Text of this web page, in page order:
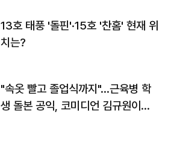
13호 태풍 '돌핀'·15호 '찬홈' 현재 위
치는?
"속옷 빨고 졸업식까지"…근육병 학
생 돌본 공익, 코미디언 김규원이었